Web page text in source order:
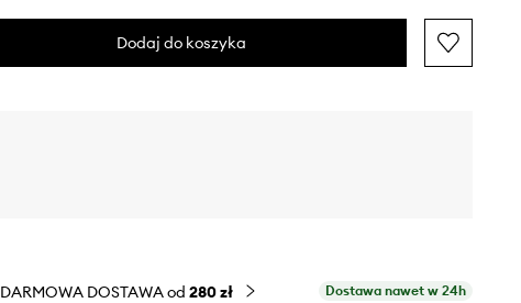
Dodaj do koszyka
DARMOWA DOSTAWA od 280 zł Dostawa nawet w 24h